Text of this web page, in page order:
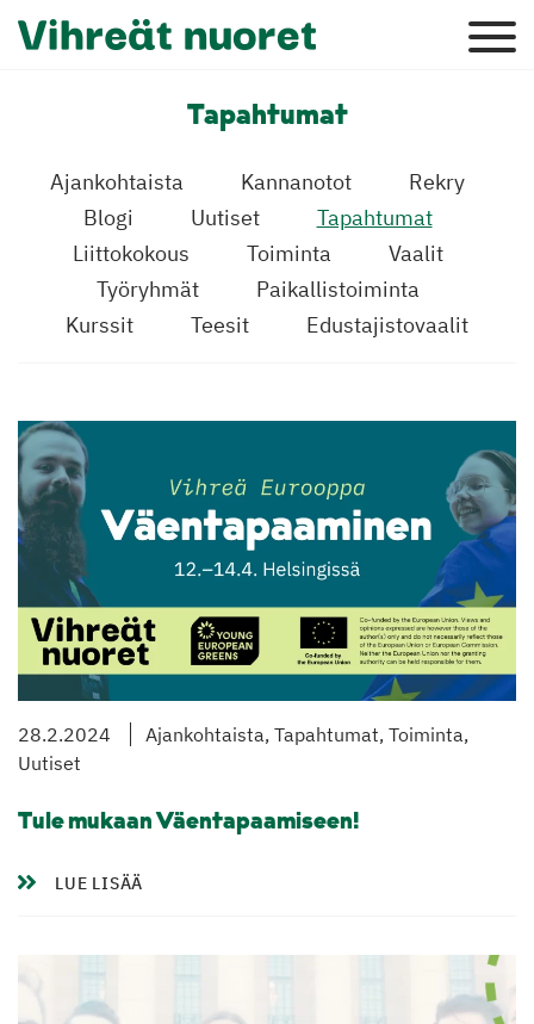
Tapahtumat
Ajankohtaista Kannanotot
Rekry
Blogi
Uutiset
Tapahtumat
Liittokokous
Toiminta
Vaalit
Työryhmät
Paikallistoiminta
Kurssit
Teesit Edustajistovaalit
28.2.2024
Ajankohtaista, Tapahtumat, Toiminta,
Uutiset
Tule mukaan Väentapaamiseen!
LUE LISÄÄ